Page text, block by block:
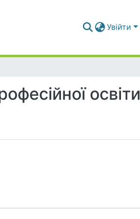
Увійти
освіти